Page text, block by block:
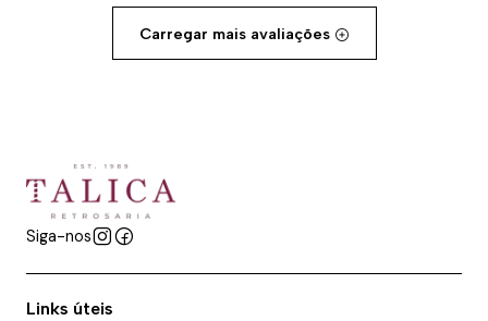
Carregar mais avaliações
Siga-nos
Links úteis